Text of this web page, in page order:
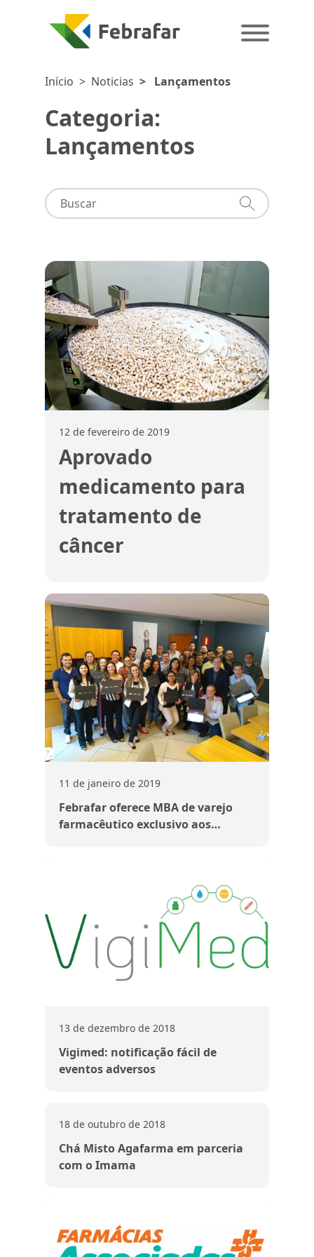
Início > Noticias > Lançamentos
Categoria:
Lançamentos
12 de fevereiro de 2019
Aprovado
medicamento para
tratamento de
câncer
11 de janeiro de 2019
Febrafar oferece MBA de varejo
farmacêutico exclusivo aos
13 de dezembro de 2018
Vigimed: notificação fácil de
eventos adversos
18 de outubro de 2018
Chá Misto Agafarma em parceria
com o Imama